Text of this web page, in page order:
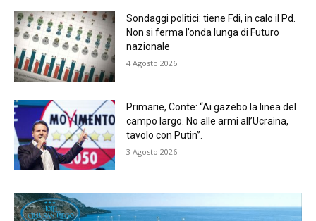
Sondaggi politici: tiene Fdi, in calo il Pd.
Non si ferma l’onda lunga di Futuro
nazionale
4 Agosto 2026
Primarie, Conte: “Ai gazebo la linea del
campo largo. No alle armi all’Ucraina,
tavolo con Putin”.
3 Agosto 2026